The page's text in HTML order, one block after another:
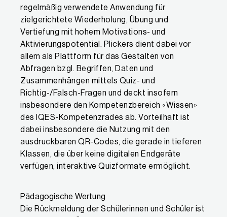
regelmäßig verwendete Anwendung für
zielgerichtete Wiederholung, Übung und
Vertiefung mit hohem Motivations- und
Aktivierungspotential. Plickers dient dabei vor
allem als Plattform für das Gestalten von
Abfragen bzgl. Begriffen, Daten und
Zusammenhängen mittels Quiz- und
Richtig-/Falsch-Fragen und deckt insofern
insbesondere den Kompetenzbereich «Wissen»
des IQES-Kompetenzrades ab. Vorteilhaft ist
dabei insbesondere die Nutzung mit den
ausdruckbaren QR-Codes, die gerade in tieferen
Klassen, die über keine digitalen Endgeräte
verfügen, interaktive Quizformate ermöglicht.
Pädagogische Wertung
Die Rückmeldung der Schülerinnen und Schüler ist